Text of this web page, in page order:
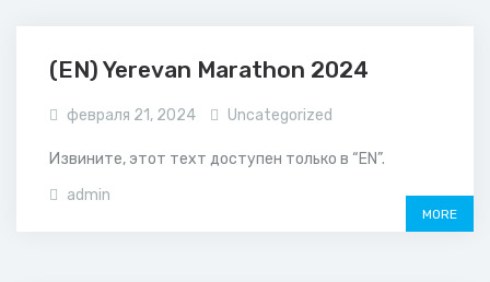
(EN) Yerevan Marathon 2024
февраля 21, 2024 Uncategorized
Извините, этот техт доступен только в “EN”.
admin
MORE